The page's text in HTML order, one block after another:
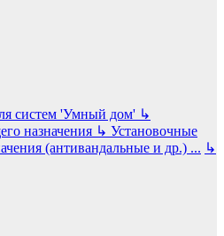
систем 'Умный дом' ↳
назначения ↳ Установочные
(антивандальные и др.) ... ↳